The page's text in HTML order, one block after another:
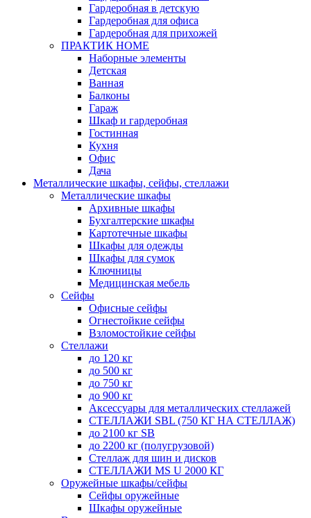
Гардеробная в детскую
Гардеробная для офиса
Гардеробная для прихожей
ПРАКТИК HOME
Наборные элементы
Детская
Ванная
Балконы
Гараж
Шкаф и гардеробная
Гостинная
Кухня
Офис
Дача
Металлические шкафы, сейфы, стеллажи
Металлические шкафы
Архивные шкафы
Бухгалтерские шкафы
Картотечные шкафы
Шкафы для одежды
Шкафы для сумок
Ключницы
Медицинская мебель
Сейфы
Офисные сейфы
Огнестойкие сейфы
Взломостойкие сейфы
Стеллажи
до 120 кг
до 500 кг
до 750 кг
до 900 кг
Аксессуары для металлических стеллажей
СТЕЛЛАЖИ SBL (750 КГ НА СТЕЛЛАЖ)
до 2100 кг SB
до 2200 кг (полугрузовой)
Стеллаж для шин и дисков
СТЕЛЛАЖИ MS U 2000 КГ
Оружейные шкафы/сейфы
Сейфы оружейные
Шкафы оружейные